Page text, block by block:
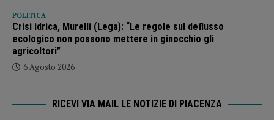
POLITICA
Crisi idrica, Murelli (Lega): “Le regole sul deflusso
ecologico non possono mettere in ginocchio gli
agricoltori”
6 Agosto 2026
RICEVI VIA MAIL LE NOTIZIE DI PIACENZA